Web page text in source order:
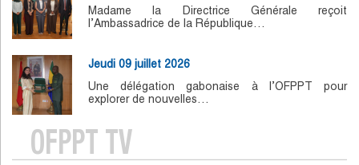
Madame la Directrice Générale reçoit
l’Ambassadrice de la République…
Jeudi 09 juillet 2026
Une délégation gabonaise à l’OFPPT pour
explorer de nouvelles…
OFPPT TV